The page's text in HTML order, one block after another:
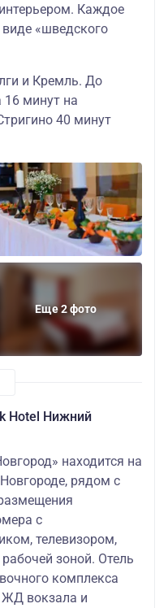
Каждое
виде «шведского
и Кремль. До
16 минут на
40 минут
Еще 2 фото
Hotel Нижний
находится на
рядом с
с
телевизором,
зоной. Отель
комплекса
ЖД вокзала и